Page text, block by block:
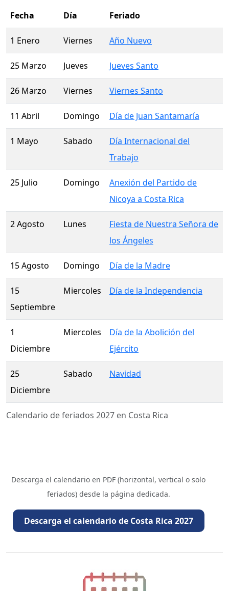
Calendario de feriados 2027 en Costa Rica
Fecha Día Feriado
1 Enero Viernes Año Nuevo
25 Marzo Jueves Jueves Santo
26 Marzo Viernes Viernes Santo
11 Abril Domingo Día de Juan Santamaría
1 Mayo Sabado
Día Internacional del
Trabajo
25 Julio Domingo
Anexión del Partido de
Nicoya a Costa Rica
2 Agosto Lunes
Fiesta de Nuestra Señora de
los Ángeles
15 Agosto Domingo Día de la Madre
15
Septiembre
Miercoles Día de la Independencia
1
Diciembre
Miercoles
Día de la Abolición del
Ejército
25
Diciembre
Sabado Navidad
Descarga el calendario en PDF (horizontal, vertical o solo
feriados) desde la página dedicada.
Descarga el calendario de Costa Rica 2027